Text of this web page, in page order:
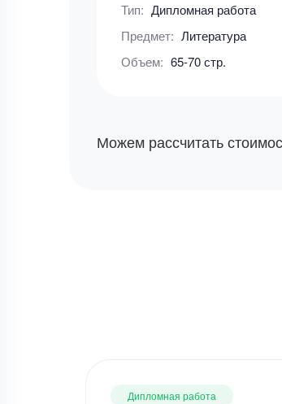
Тип: Дипломная работа
Предмет: Литература
Объем: 65-70 стр.
Можем рассчитать
Дипломная работа